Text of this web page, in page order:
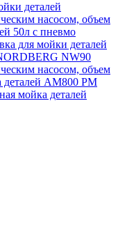
деталей
насосом, объем
50л с пневмо
для мойки деталей
NW90
насосом, объем
деталей АМ800 РМ
мойка деталей